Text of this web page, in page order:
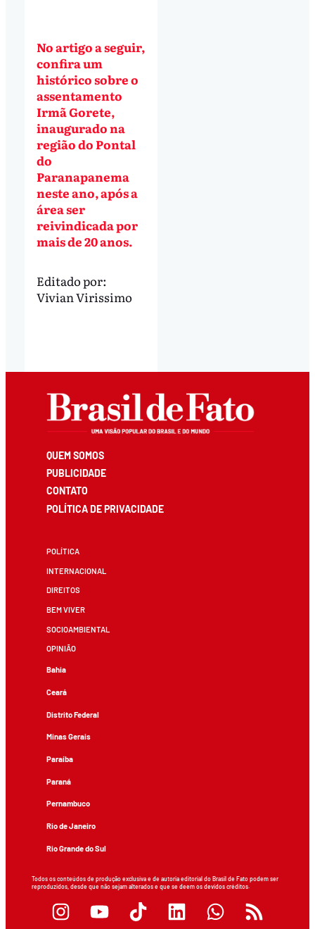
No artigo a seguir,
confira um
histórico sobre o
assentamento
Irmã Gorete,
inaugurado na
região do Pontal
do
Paranapanema
neste ano, após a
área ser
reivindicada por
mais de 20 anos.
Editado por:
Vivian Virissimo
QUEM SOMOS
PUBLICIDADE
CONTATO
POLÍTICA DE PRIVACIDADE
POLÍTICA
INTERNACIONAL
DIREITOS
BEM VIVER
SOCIOAMBIENTAL
OPINIÃO
Bahia
Ceará
Distrito Federal
Minas Gerais
Paraíba
Paraná
Pernambuco
Rio de Janeiro
Rio Grande do Sul
Todos os conteúdos de produção exclusiva e de autoria editorial do Brasil de Fato podem ser
reproduzidos, desde que não sejam alterados e que se deem os devidos créditos.